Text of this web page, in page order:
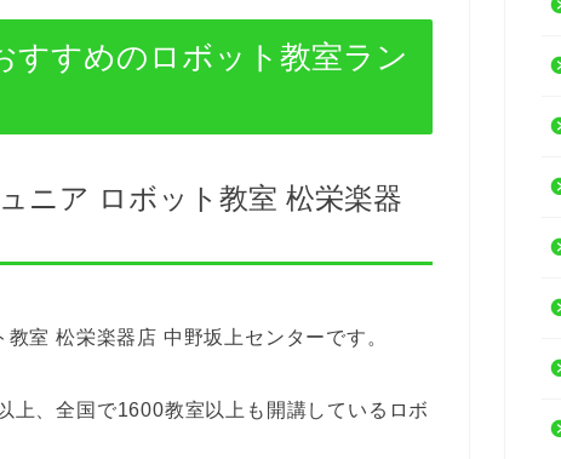
すすめのロボット教室ラン
ニア ロボット教室 松栄楽器
室 松栄楽器店 中野坂上センターです。
上、全国で1600教室以上も開講しているロボ